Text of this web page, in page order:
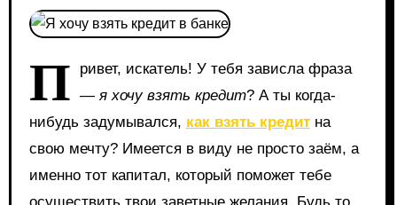
П
ривет, искатель! У тебя зависла фраза
—я хочу взять кредит? А ты когда-
нибудь задумывался, как взять кредитна
свою мечту? Имеется в виду не просто заём, а
именно тот капитал, который поможет тебе